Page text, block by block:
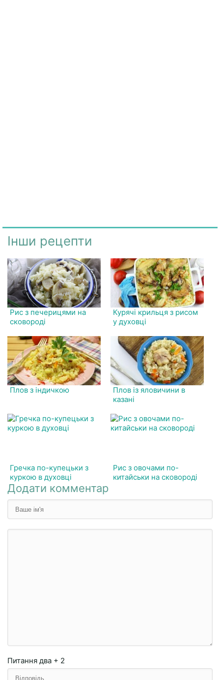
Інши рецепти
Рис з печерицями на
сковороді
Курячі крильця з рисом
у духовці
Плов з індичкою
Плов із яловичини в
казані
Гречка по-купецьки з
куркою в духовці
Рис з овочами по-
китайськи на сковороді
Додати комментар
Питання два + 2